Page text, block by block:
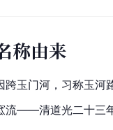
称由来
跨玉门河，习称玉河
流——清道光二十三